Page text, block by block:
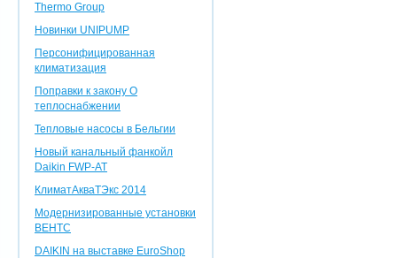
Thermo Group
Новинки UNIPUMP
Персонифицированная
климатизация
Поправки к закону О
теплоснабжении
Тепловые насосы в Бельгии
Новый канальный фанкойл
Daikin FWP-AT
КлиматАкваТЭкс 2014
Модернизированные установки
ВЕНТС
DAIKIN на выставке EuroShop